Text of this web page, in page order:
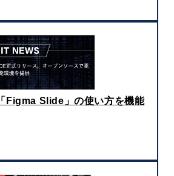
Figma Slide」の使い方を機能